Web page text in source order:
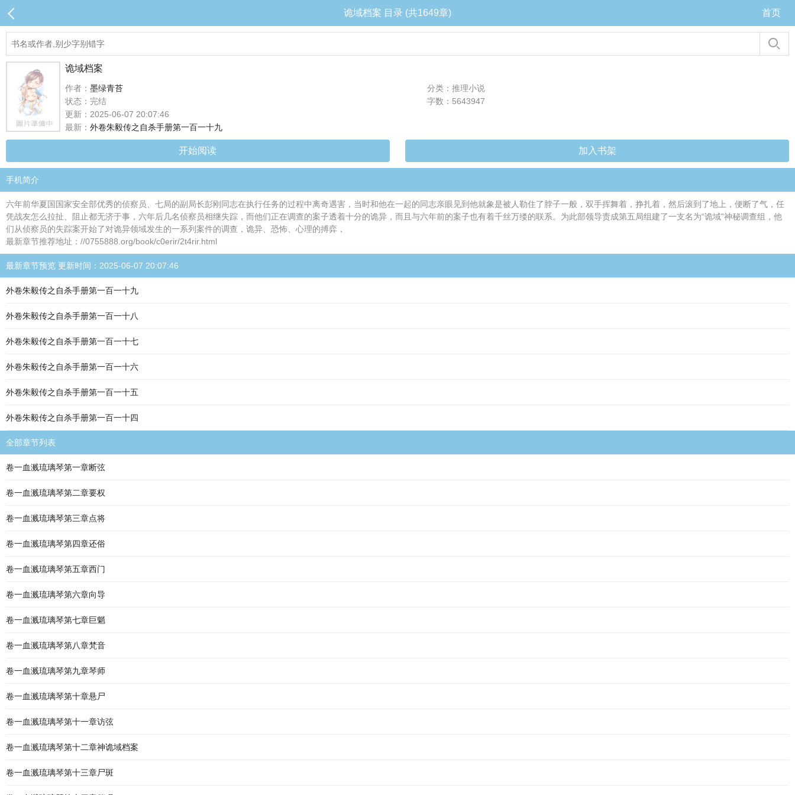
诡域档案 目录 (共1649章) 首页
诡域档案
作者： 墨绿青苔
分类：推理小说
状态：完结
字数：5643947
更新：2025-06-07 20:07:46
最新： 外卷朱毅传之自杀手册第一百一十九
开始阅读 加入书架
手机简介
六年前华夏国国家安全部优秀的侦察员、七局的副局长彭刚同志在执行任务的过程中离奇遇害，当时和他在一起的同志亲眼见到他就象是被人勒住了脖子一般，双手挥舞着，挣扎着，然后滚到了地上，便断了气，任
凭战友怎么拉扯、阻止都无济于事，六年后几名侦察员相继失踪，而他们正在调查的案子透着十分的诡异，而且与六年前的案子也有着千丝万缕的联系。为此部领导责成第五局组建了一支名为“诡域”神秘调查组，他
们从侦察员的失踪案开始了对诡异领域发生的一系列案件的调查，诡异、恐怖、心理的搏弈，
最新章节推荐地址：//0755888.org/book/c0erir/2t4rir.html
最新章节预览 更新时间：2025-06-07 20:07:46
外卷朱毅传之自杀手册第一百一十九
外卷朱毅传之自杀手册第一百一十八
外卷朱毅传之自杀手册第一百一十七
外卷朱毅传之自杀手册第一百一十六
外卷朱毅传之自杀手册第一百一十五
外卷朱毅传之自杀手册第一百一十四
全部章节列表
卷一血溅琉璃琴第一章断弦
卷一血溅琉璃琴第二章要权
卷一血溅琉璃琴第三章点将
卷一血溅琉璃琴第四章还俗
卷一血溅琉璃琴第五章西门
卷一血溅琉璃琴第六章向导
卷一血溅琉璃琴第七章巨魈
卷一血溅琉璃琴第八章梵音
卷一血溅琉璃琴第九章琴师
卷一血溅琉璃琴第十章悬尸
卷一血溅琉璃琴第十一章访弦
卷一血溅琉璃琴第十二章神诡域档案
卷一血溅琉璃琴第十三章尸斑